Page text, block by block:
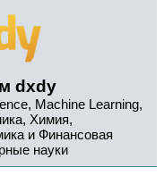
dxdy
Machine Learning,
Химия,
и Финансовая
науки